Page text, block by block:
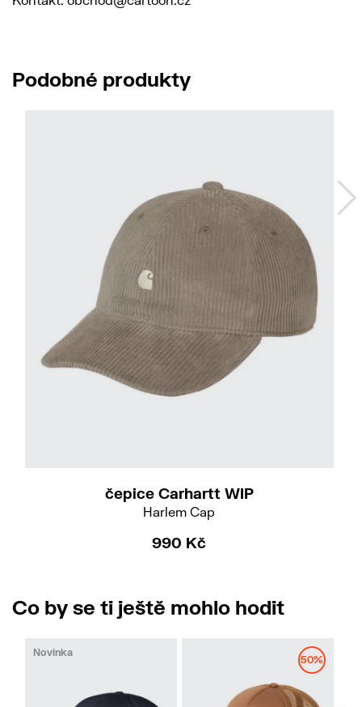
Podobné produkty
čepice Carhartt WIP
Harlem Cap
990 Kč
Co by se ti ještě mohlo hodit
Novinka
50%